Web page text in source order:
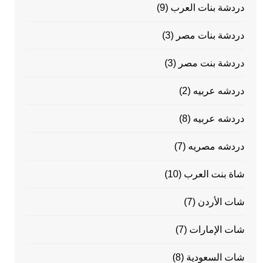
دردشة بنات العرب (9)
دردشة بنات مصر (3)
دردشة بنت مصر (3)
دردشه عربيه (2)
دردشه عربيه (8)
دردشه مصريه (7)
شاة بنت العرب (10)
شات الأردن (7)
شات الإمارات (7)
شات السعودية (8)